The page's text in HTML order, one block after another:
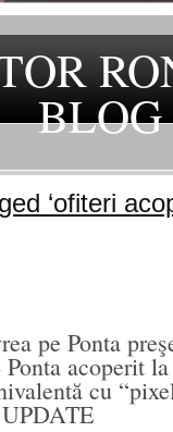
BLOG
‘ofiteri
pe Ponta
acoperit
cu